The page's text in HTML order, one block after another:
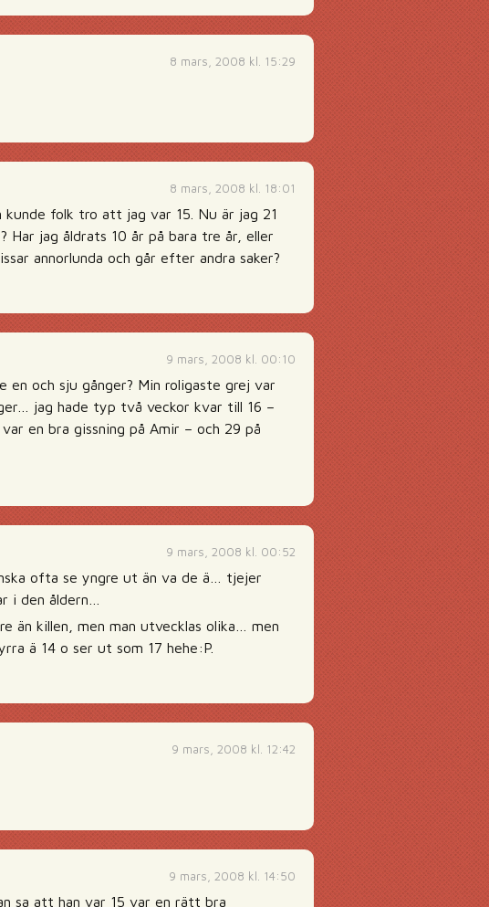
8 mars, 2008 kl. 15:29
8 mars, 2008 kl. 18:01
folk tro att jag var 15. Nu är jag 21
jag åldrats 10 år på bara tre år, eller
annorlunda och går efter andra saker?
9 mars, 2008 kl. 00:10
och sju gånger? Min roligaste grej var
jag hade typ två veckor kvar till 16 –
en bra gissning på Amir – och 29 på
9 mars, 2008 kl. 00:52
ofta se yngre ut än va de ä… tjejer
i den åldern…
än killen, men man utvecklas olika… men
ä 14 o ser ut som 17 hehe:P.
9 mars, 2008 kl. 12:42
9 mars, 2008 kl. 14:50
sa att han var 15 var en rätt bra